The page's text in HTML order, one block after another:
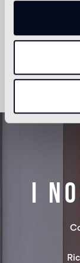
sfiorano il
sé nel mondo
I